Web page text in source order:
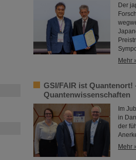
Der
Mehr
GSI/FAIR ist Quantenort!
Quantenwissenschaften
Im
in
der
Mehr